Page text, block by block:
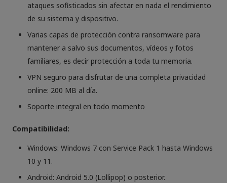
ataques sofisticados sin afectar en nada el rendimiento
de su sistema y dispositivo.
Varias capas de protección contra ransomware para
mantener a salvo sus documentos, vídeos y fotos
familiares, es decir protección a toda tu memoria.
VPN seguro para disfrutar de una completa privacidad
online: 200 MB al día.
Soporte integral en todo momento
Compatibilidad:
Windows: Windows 7 con Service Pack 1 hasta Windows
10 y 11.
Android: Android 5.0 (Lollipop) o posterior.